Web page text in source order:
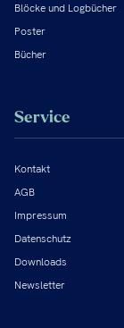
Blöcke und Logbücher
Poster
Bücher
Service
Kontakt
AGB
Impressum
Datenschutz
Downloads
Newsletter